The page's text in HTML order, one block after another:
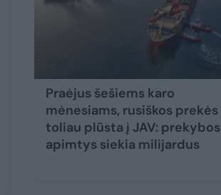
Praėjus šešiems karo
mėnesiams, rusiškos prekės
toliau plūsta į JAV: prekybos
apimtys siekia milijardus